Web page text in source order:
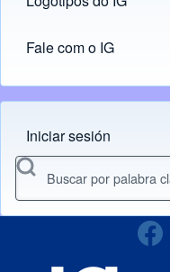
Fale com o IG
Menu do usuário
Iniciar sesión
Buscar